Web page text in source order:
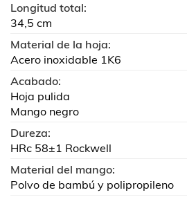
Longitud total:
34,5 cm
Material de la hoja:
Acero inoxidable 1K6
Acabado:
Hoja pulida
Mango negro
Dureza:
HRc 58±1 Rockwell
Material del mango:
Polvo de bambú y polipropileno